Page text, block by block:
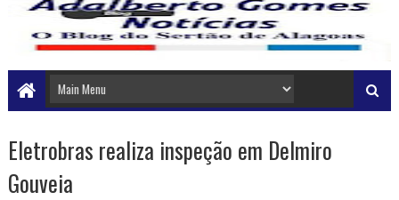
Eletrobras realiza inspeção em Delmiro
Gouveia